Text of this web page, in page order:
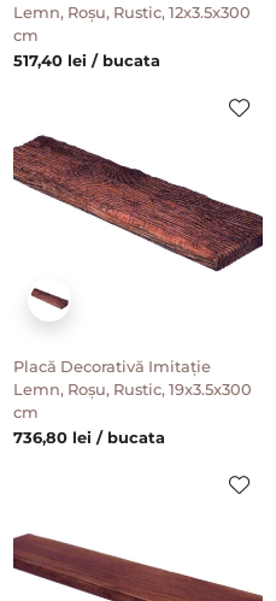
Lemn, Roșu, Rustic, 12x3.5x300
cm
517,40 lei / bucata
Placă Decorativă Imitație
Lemn, Roșu, Rustic, 19x3.5x300
cm
736,80 lei / bucata